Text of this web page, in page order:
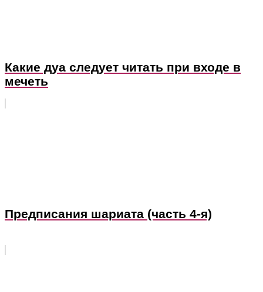
Какие дуа следует читать при входе в
мечеть
Предписания шариата (часть 4-я)